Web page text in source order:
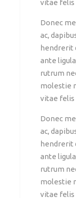
vitae felis
Donec
ac,
hendrerit
ante
rutrum
molestie
vitae felis
Donec
ac,
hendrerit
ante
rutrum
molestie
vitae felis